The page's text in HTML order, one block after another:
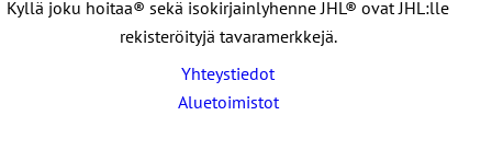
Kyllä joku hoitaa® sekä isokirjainlyhenne JHL® ovat JHL:lle
rekisteröityjä tavaramerkkejä.
Yhteystiedot
Aluetoimistot